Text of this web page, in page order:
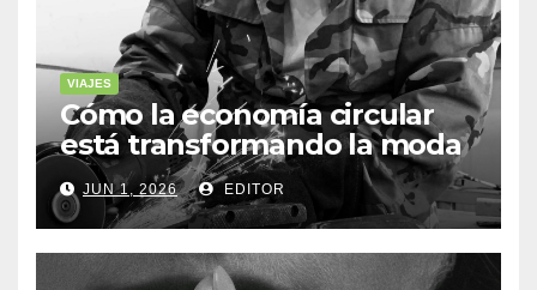
VIAJES
Cómo la economía circular
está transformando la moda
sostenible
JUN 1, 2026 EDITOR